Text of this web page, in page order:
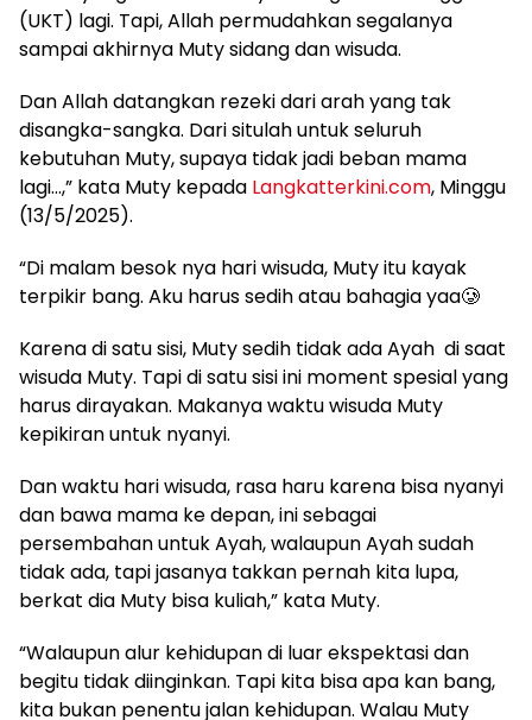
(UKT) lagi. Tapi, Allah permudahkan segalanya
sampai akhirnya Muty sidang dan wisuda.
Dan Allah datangkan rezeki dari arah yang tak
disangka-sangka. Dari situlah untuk seluruh
kebutuhan Muty, supaya tidak jadi beban mama
lagi…,” kata Muty kepada Langkatterkini.com, Minggu
(13/5/2025).
“Di malam besok nya hari wisuda, Muty itu kayak
terpikir bang. Aku harus sedih atau bahagia yaa🥲
Karena di satu sisi, Muty sedih tidak ada Ayah di saat
wisuda Muty. Tapi di satu sisi ini moment spesial yang
harus dirayakan. Makanya waktu wisuda Muty
kepikiran untuk nyanyi.
Dan waktu hari wisuda, rasa haru karena bisa nyanyi
dan bawa mama ke depan, ini sebagai
persembahan untuk Ayah, walaupun Ayah sudah
tidak ada, tapi jasanya takkan pernah kita lupa,
berkat dia Muty bisa kuliah,” kata Muty.
“Walaupun alur kehidupan di luar ekspektasi dan
begitu tidak diinginkan. Tapi kita bisa apa kan bang,
kita bukan penentu jalan kehidupan. Walau Muty